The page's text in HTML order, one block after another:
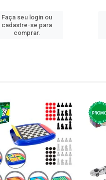
Faça seu login ou
cadastre-se para
comprar.